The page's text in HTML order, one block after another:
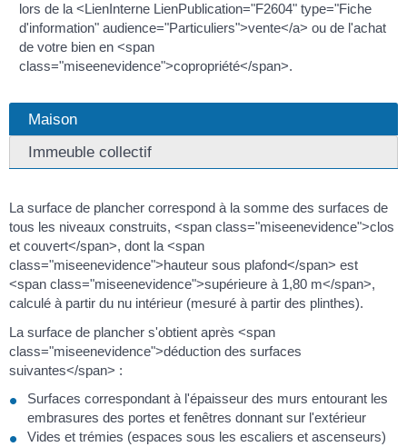
lors de la <LienInterne LienPublication="F2604" type="Fiche
d'information" audience="Particuliers">vente</a> ou de l'achat
de votre bien en <span
class="miseenevidence">copropriété</span>.
Maison
Immeuble collectif
La surface de plancher correspond à la somme des surfaces de
tous les niveaux construits, <span class="miseenevidence">clos
et couvert</span>, dont la <span
class="miseenevidence">hauteur sous plafond</span> est
<span class="miseenevidence">supérieure à 1,80 m</span>,
calculé à partir du nu intérieur (mesuré à partir des plinthes).
La surface de plancher s'obtient après <span
class="miseenevidence">déduction des surfaces
suivantes</span> :
Surfaces correspondant à l'épaisseur des murs entourant les
embrasures des portes et fenêtres donnant sur l'extérieur
Vides et trémies (espaces sous les escaliers et ascenseurs)